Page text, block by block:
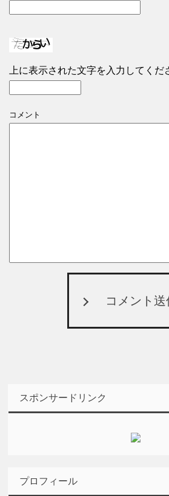
上に表示された文字を入力してくだ
コメント
コメント送
スポンサードリンク
プロフィール